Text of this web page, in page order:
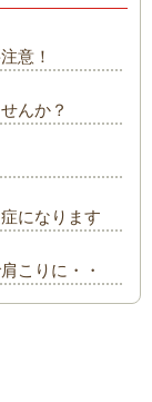
意！
んか？
になります
こりに・・